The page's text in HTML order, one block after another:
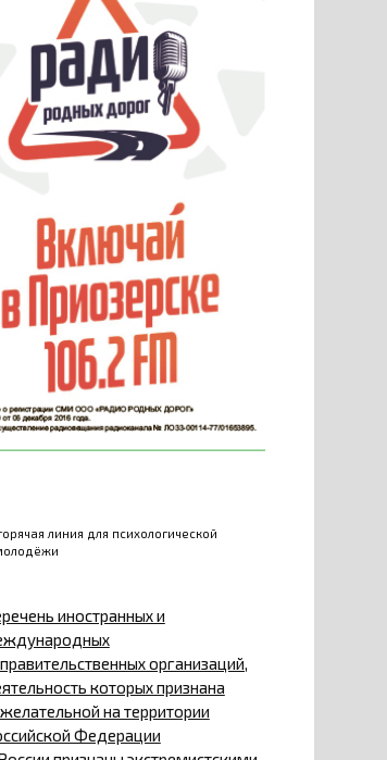
линия для психологической
иностранных и
организаций,
которых признана
на территории
Федерации